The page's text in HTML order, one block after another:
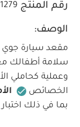
رقم المنتج
الوصف:
مقعد سيارة
سلامة أطفالك
وعملية كحاملي
الخصائص
بما في ذلك